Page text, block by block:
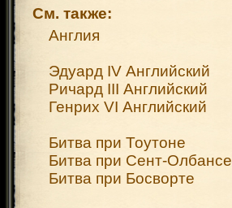
См. также:
Англия
Эдуард IV Английский
Ричард III Английский
Генрих VI Английский
Битва при Тоутоне
Битва при Сент-Олбансе
Битва при Босворте